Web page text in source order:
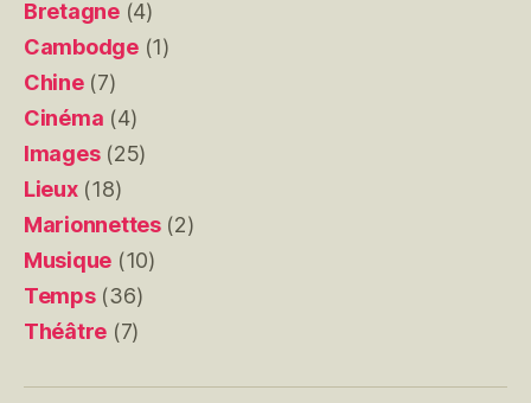
Bretagne(4)
Cambodge(1)
Chine(7)
Cinéma (4)
Images(25)
Lieux(18)
Marionnettes(2)
Musique (10)
Temps(36)
Théâtre (7)